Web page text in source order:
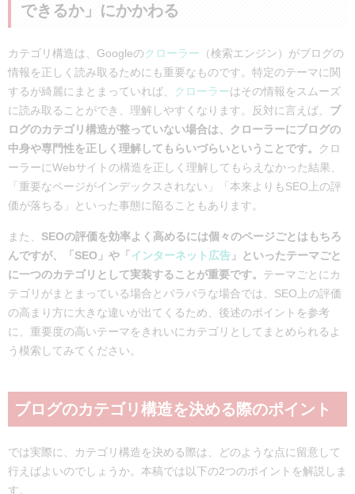
できるか」にかかわる
カテゴリ構造は、Googleのクローラー （検索エンジン）がブログの
情報を正しく読み取るためにも重要なものです。特定のテーマに関
するが綺麗にまとまっていれば、
クローラーはその情報をスムーズ
に読み取ることができ、理解しやすくなります。反対に言えば、 ブ
ログのカテゴリ構造が整っていない場合は、クローラーにブログの
中身や専門性を正しく理解してもらいづらいということです。
クロ
ーラーにWebサイトの構造を正しく理解してもらえなかった結果、
「重要なページがインデックスされない」「本来よりもSEO上の評
価が落ちる」といった事態に陥ることもあります。
また、 SEOの評価を効率よく高めるには個々のページごとはもちろ
んですが、「SEO」や「 インターネット広告 」といったテーマごと
に一つのカテゴリとして実装することが重要です。 テーマごとにカ
テゴリがまとまっている場合とバラバラな場合では、SEO上の評価
の高まり方に大きな違いが出てくるため、後述のポイントを参考
に、重要度の高いテーマをきれいにカテゴリとしてまとめられるよ
う模索してみてください。
ブログのカテゴリ構造を決める際のポイント
では実際に、カテゴリ構造を決める際は、どのような点に留意して
行えばよいのでしょうか。本稿では以下の2つのポイントを解説しま
す。